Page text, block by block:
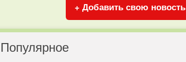
+ Добавить свою новость
Популярное